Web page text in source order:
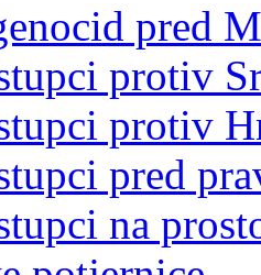
pred
protiv
protiv
pred
na